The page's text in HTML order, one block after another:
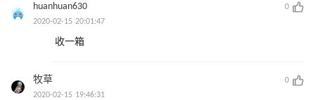
huanhuan630
0
2020-02-15 20:01:47
收一箱
牧草
0
2020-02-15 19:46:31